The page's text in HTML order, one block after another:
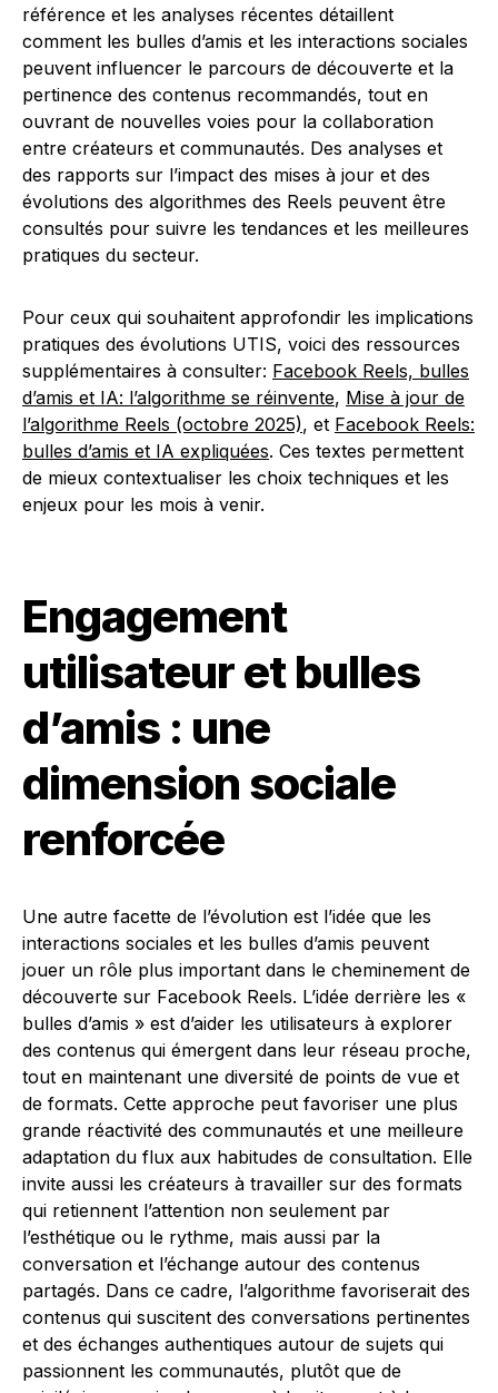
référence et les analyses récentes détaillent
comment les bulles d’amis et les interactions sociales
peuvent influencer le parcours de découverte et la
pertinence des contenus recommandés, tout en
ouvrant de nouvelles voies pour la collaboration
entre créateurs et communautés. Des analyses et
des rapports sur l’impact des mises à jour et des
évolutions des algorithmes des Reels peuvent être
consultés pour suivre les tendances et les meilleures
pratiques du secteur.
Pour ceux qui souhaitent approfondir les implications
pratiques des évolutions UTIS, voici des ressources
supplémentaires à consulter: Facebook Reels, bulles
d’amis et IA: l’algorithme se réinvente, Mise à jour de
l’algorithme Reels (octobre 2025), et Facebook Reels:
bulles d’amis et IA expliquées. Ces textes permettent
de mieux contextualiser les choix techniques et les
enjeux pour les mois à venir.
Engagement
utilisateur et bulles
d’amis : une
dimension sociale
renforcée
Une autre facette de l’évolution est l’idée que les
interactions sociales et les bulles d’amis peuvent
jouer un rôle plus important dans le cheminement de
découverte sur Facebook Reels. L’idée derrière les «
bulles d’amis » est d’aider les utilisateurs à explorer
des contenus qui émergent dans leur réseau proche,
tout en maintenant une diversité de points de vue et
de formats. Cette approche peut favoriser une plus
grande réactivité des communautés et une meilleure
adaptation du flux aux habitudes de consultation. Elle
invite aussi les créateurs à travailler sur des formats
qui retiennent l’attention non seulement par
l’esthétique ou le rythme, mais aussi par la
conversation et l’échange autour des contenus
partagés. Dans ce cadre, l’algorithme favoriserait des
contenus qui suscitent des conversations pertinentes
et des échanges authentiques autour de sujets qui
passionnent les communautés, plutôt que de